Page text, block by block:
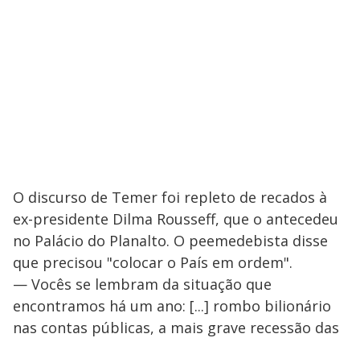
O discurso de Temer foi repleto de recados à
ex-presidente Dilma Rousseff, que o antecedeu
no Palácio do Planalto. O peemedebista disse
que precisou "colocar o País em ordem".
— Vocês se lembram da situação que
encontramos há um ano: [...] rombo bilionário
nas contas públicas, a mais grave recessão das